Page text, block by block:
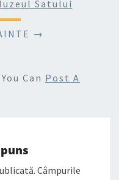
Satului
→
Can Post A
Câmpurile